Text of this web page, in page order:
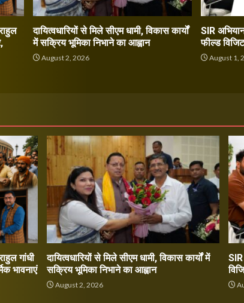
दायित्वधारियों से मिले सीएम धामी, विकास कार्यों
में सक्रिय भूमिका निभाने का आह्वान
August 2, 2026
SIR
फील्ड
August 1,
गांधी
भावनाएं
दायित्वधारियों से मिले सीएम धामी, विकास कार्यों में
सक्रिय भूमिका निभाने का आह्वान
August 2, 2026
SIR